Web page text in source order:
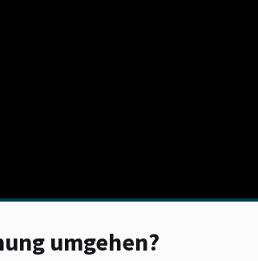
umgehen?